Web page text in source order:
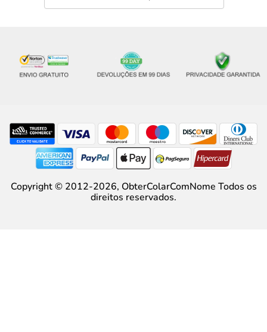
Copyright © 2012-2026, ObterColarComNome Todos os
direitos reservados.